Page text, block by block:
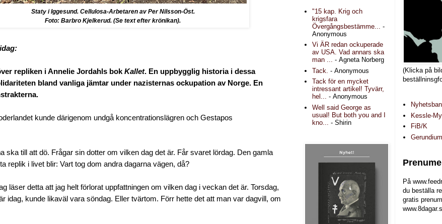
Staty i Iggesund. Cellulosa-Arbetaren av Per Nilsson-Öst.
Foto: Barbro Kjelkerud. (Se text efter krönikan).
repliken i Annelie Jordahls bok Kallet. En uppbygglig historia i dessa
bland vanliga jämtar under nazisternas ockupation av Norge. En
kunde därigenom undgå koncentrationslägren och Gestapos
ska till att dö. Frågar sin dotter om vilken dag det är. Får svaret lördag. Den gamla
replik i livet blir: Vart tog dom andra dagarna vägen, då?
läser detta att jag helt förlorat uppfattningen om vilken dag i veckan det är. Torsdag,
idag, kunde likaväl vara söndag. Eller tvärtom. Förr hette det att man var dagvill, om
"15 kap. Krig och
krigsfara
Övergångsbestämme...
-
Anonymous
Vi ÄR redan ockuperade
av USA. Vad annars ska
man ... - Agneta Norberg
Tack. - Anonymous
Tack för en mycket
intressant artikel! Tyvärr,
hel... - Anonymous
Well said George as
usual! But both you and I
kno...
- Shirin
(Klicka på
Kessle-
FiB/K
På
du beställa
gratis